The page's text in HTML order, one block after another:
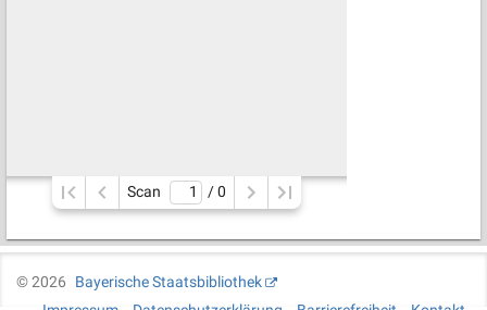
Scan / 0
©2026
Bayerische Staatsbibliothek